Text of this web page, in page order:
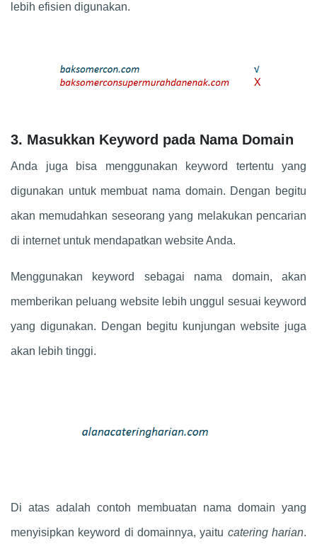
lebih efisien digunakan.
3. Masukkan Keyword pada Nama Domain
Anda juga bisa menggunakan keyword tertentu yang
digunakan untuk membuat nama domain. Dengan begitu
akan memudahkan seseorang yang melakukan pencarian
di internet untuk mendapatkan website Anda.
Menggunakan keyword sebagai nama domain, akan
memberikan peluang website lebih unggul sesuai keyword
yang digunakan. Dengan begitu kunjungan website juga
akan lebih tinggi.
Di atas adalah contoh membuatan nama domain yang
menyisipkan keyword di domainnya, yaitu catering harian.